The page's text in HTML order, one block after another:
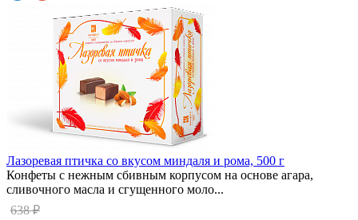
Лазоревая птичка со вкусом миндаля и рома, 500 г
Конфеты с нежным сбивным корпусом на основе агара,
сливочного масла и сгущенного моло...
638 ₽